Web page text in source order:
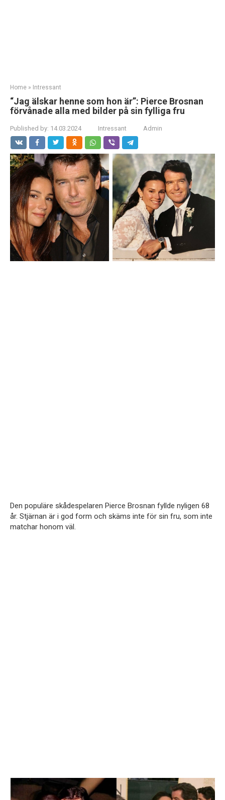
Home » Intressant
“Jag älskar henne som hon är”: Pierce Brosnan
förvånade alla med bilder på sin fylliga fru
Published by: 14.03.2024 Intressant Admin
Den populäre skådespelaren Pierce Brosnan fyllde nyligen 68
år. Stjärnan är i god form och skäms inte för sin fru, som inte
matchar honom väl.